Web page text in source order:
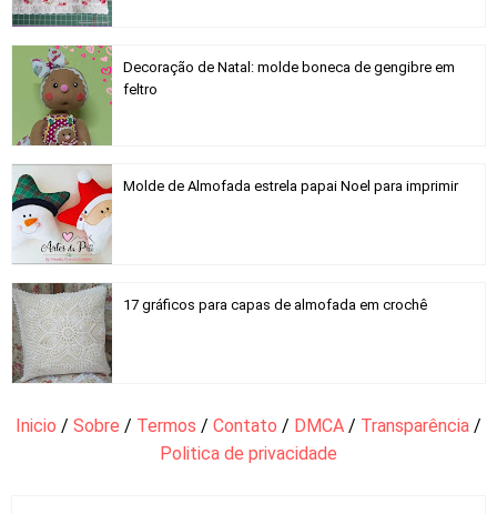
Decoração de Natal: molde boneca de gengibre em
feltro
Molde de Almofada estrela papai Noel para imprimir
17 gráficos para capas de almofada em crochê
Inicio / Sobre / Termos / Contato / DMCA / Transparência /
Politica de privacidade